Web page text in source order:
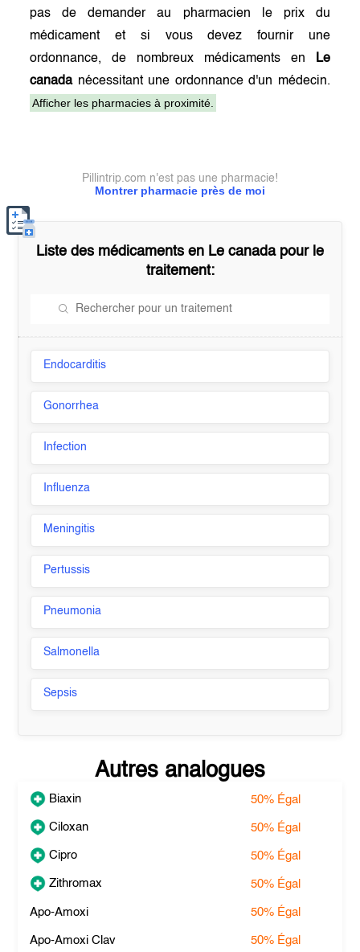
pas de demander au pharmacien le prix du
médicament et si vous devez fournir une
ordonnance, de nombreux médicaments en
Le
canadanécessitant une ordonnance d'un médecin.
Afficher les pharmacies à proximité.
Montrer pharmacie près de moi
Pillintrip.com n'est pas une pharmacie!
Liste des médicaments en Le canadapour le
traitement:
Endocarditis
Gonorrhea
Infection
Influenza
Meningitis
Pertussis
Pneumonia
Salmonella
Sepsis
Autres analogues
Biaxin 50% Égal
Ciloxan 50% Égal
Cipro 50% Égal
Zithromax 50% Égal
Apo-Amoxi 50% Égal
Apo-Amoxi Clav 50% Égal